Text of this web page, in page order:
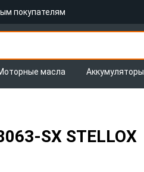
покупателям
масла Аккумуляторы
SX STELLOX